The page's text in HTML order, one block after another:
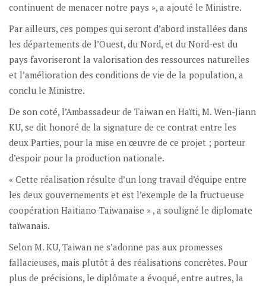
continuent de menacer notre pays », a ajouté le Ministre.
Par ailleurs, ces pompes qui seront d’abord installées dans
les départements de l’Ouest, du Nord, et du Nord-est du
pays favoriseront la valorisation des ressources naturelles
et l’amélioration des conditions de vie de la population, a
conclu le Ministre.
De son coté, l’Ambassadeur de Taiwan en Haïti, M. Wen-Jiann
KU, se dit honoré de la signature de ce contrat entre les
deux Parties, pour la mise en œuvre de ce projet ; porteur
d’espoir pour la production nationale.
« Cette réalisation résulte d’un long travail d’équipe entre
les deux gouvernements et est l’exemple de la fructueuse
coopération Haitiano-Taiwanaise » , a souligné le diplomate
taïwanais.
Selon M. KU, Taiwan ne s’adonne pas aux promesses
fallacieuses, mais plutôt à des réalisations concrètes. Pour
plus de précisions, le diplômate a évoqué, entre autres, la